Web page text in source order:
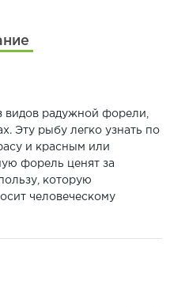
видов радужной форели,
Эту рыбу легко узнать по
и красным или
форель ценят за
которую
человеческому